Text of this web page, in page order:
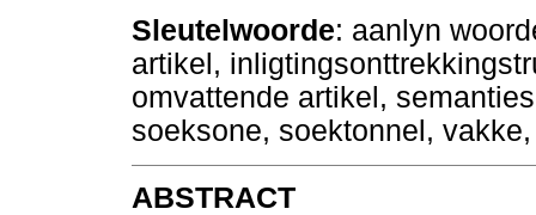
Sleutelwoorde: aanlyn
artikel,
omvattende artikel,
soeksone, soektonnel,
ABSTRACT